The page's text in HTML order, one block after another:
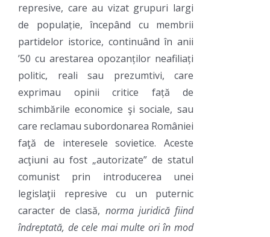
represive, care au vizat grupuri largi
de populație, începând cu membrii
partidelor istorice, continuând în anii
’50 cu arestarea opozanților neafiliați
politic, reali sau prezumtivi, care
exprimau opinii critice față de
schimbările economice şi sociale, sau
care reclamau subordonarea României
faţă de interesele sovietice. Aceste
acţiuni au fost „autorizate” de statul
comunist prin introducerea unei
legislaţii represive cu un puternic
caracter de clasă, norma juridică fiind
îndreptată, de cele mai multe ori în mod